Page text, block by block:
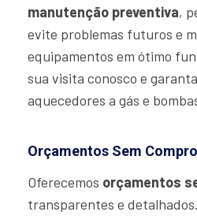
manutenção preventiva,
evite problemas futuros e
equipamentos em ótimo
sua visita conosco e
aquecedores a gás e
Orçamentos Sem
Oferecemos orçamentos
transparentes e